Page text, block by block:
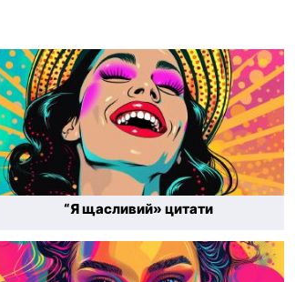
“Я щасливий» цитати